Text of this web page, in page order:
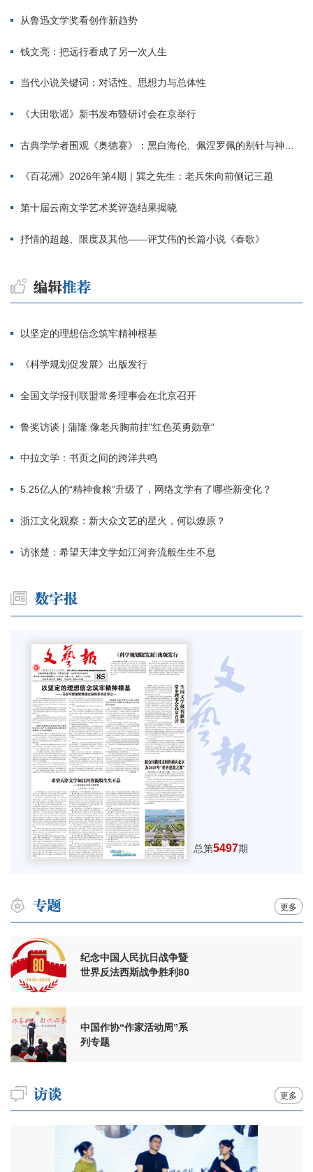
从鲁迅文学奖看创作新趋势
钱文亮：把远行看成了另一次人生
当代小说关键词：对话性、思想力与总体性
《大田歌谣》新书发布暨研讨会在京举行
古典学学者围观《奥德赛》：黑白海伦、佩涅罗佩的别针与神秘入侵者
《百花洲》2026年第4期｜巽之先生：老兵朱向前侧记三题
第十届云南文学艺术奖评选结果揭晓
抒情的超越、限度及其他——评艾伟的长篇小说《春歌》
以坚定的理想信念筑牢精神根基
《科学规划促发展》出版发行
全国文学报刊联盟常务理事会在北京召开
鲁奖访谈 | 蒲隆:像老兵胸前挂"红色英勇勋章"
中拉文学：书页之间的跨洋共鸣
5.25亿人的“精神食粮”升级了，网络文学有了哪些新变化？
浙江文化观察：新大众文艺的星火，何以燎原？
访张楚：希望天津文学如江河奔流般生生不息
总第5497期
更多
纪念中国人民抗日战争暨
世界反法西斯战争胜利80
中国作协“作家活动周”系
列专题
更多